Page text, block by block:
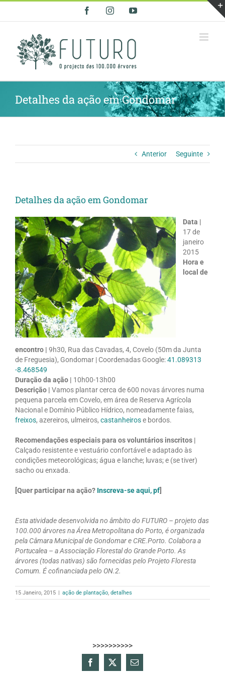
FacebookInstagramYouTube
Detalhes da ação em Gondomar
Anterior Seguinte
Detalhes da ação em Gondomar
Data |
17 de
janeiro
2015
Hora e
local de
encontro | 9h30, Rua das Cavadas, 4, Covelo (50m da Junta
de Freguesia), Gondomar | Coordenadas Google:41.089313
-8.468549
Duração da ação | 10h00-13h00
Descrição | Vamos plantar cerca de 600 novas árvores numa
pequena parcela em Covelo, em área de Reserva Agrícola
Nacional e Domínio Público Hídrico, nomeadamente faias,
freixos, azereiros, ulmeiros, castanheirose bordos.
Recomendações especiais para os voluntários inscritos |
Calçado resistente e vestuário confortável e adaptado às
condições meteorológicas; água e lanche; luvas; e (se tiver)
sacho ou enxada.
[Quer participar na ação? Inscreva-se aqui, pf]
Esta atividade desenvolvida no âmbito do FUTURO – projeto das
100.000 árvores na Área Metropolitana do Porto, é organizada
pela Câmara Municipal de Gondomar e CRE.Porto. Colabora a
Portucalea – a Associação Florestal do Grande Porto. As
árvores (todas nativas) são fornecidas pelo Projeto Floresta
Comum. É cofinanciada pelo ON.2.
15 Janeiro, 2015 | ação de plantação, detalhes
>>>>>>>>>>
Facebook
X
Email
(necessário